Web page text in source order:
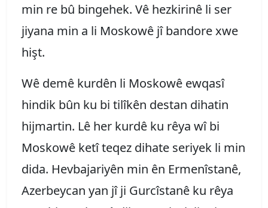
min re bû bingehek. Vê hezkirinê li ser
jiyana min a li Moskowê jî bandore xwe
hişt.
Wê demê kurdên li Moskowê ewqasî
hindik bûn ku bi tilîkên destan dihatin
hijmartin. Lê her kurdê ku rêya wî bi
Moskowê ketî teqez dihate seriyek li min
dida. Hevbajariyên min ên Ermenîstanê,
Azerbeycan yan jî ji Gurcîstanê ku rêya